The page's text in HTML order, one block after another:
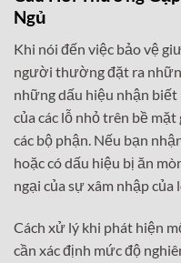
Ngủ
Khi nói đến việc bảo vệ
người thường đặt ra
những dấu hiệu nhận
của các lỗ nhỏ trên bề
các bộ phận. Nếu bạn
hoặc có dấu hiệu bị ăn
ngại của sự xâm nhập của
Cách xử lý khi phát hiện
cần xác định mức độ